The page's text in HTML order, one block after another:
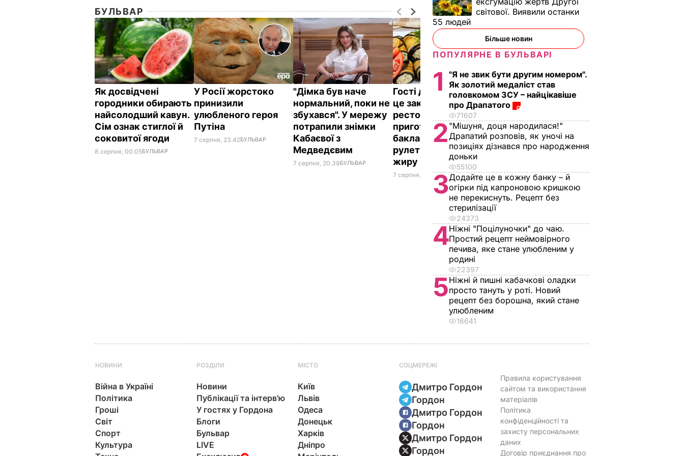
БУЛЬВАР
Як досвідчені
городники обирають
найсолодший кавун.
Сім ознак стиглої й
соковитої ягоди
8 серпня, 00.05БУЛЬВАР
У Росії жорстоко
принизили
улюбленого героя
Путіна
7 серпня, 23.42БУЛЬВАР
"Дімка був наче
нормальний, поки не
збухався". У мережу
потрапили знімки
Кабаєвої з
Медведєвим
7 серпня, 20.39БУЛЬВАР
Гості думають, що
це закуска з
ресторану. Як
приготувати ніжні
баклажанні
рулетики без зайвого
жиру
7 серпня, 20.16БУЛЬВАР
"Нічого нав'язувати
не буду". Драпатий
професію обрав його
син
7 серпня, 19.28 БУЛЬВАР
світової. Виявили останки
55 людей
Більше новин
ПОПУЛЯРНЕ В БУЛЬВАРІ
1
"Я не звик бути другим номером".
Як золотий медаліст став
головкомом ЗСУ – найцікавіше
про Драпатого
71607
2 "Мішуня, доця народилася!"
Драпатий розповів, як уночі на
позиціях дізнався про народження
доньки
55100
3Додайте це в кожну банку – й
огірки під капроновою кришкою
не перекиснуть. Рецепт без
стерилізації
24373
4Ніжні "Поцілуночки" до чаю.
Простий рецепт неймовірного
печива, яке стане улюбленим у
родині
22397
5Ніжні й пишні кабачкові оладки
просто тануть у роті. Новий
рецепт без борошна, який стане
улюбленим
16641
НОВИНИ
Війна в Україні
Політика
Гроші
Світ
Спорт
Культура
РОЗДІЛИ
Новини
Публікації та інтерв'ю
У гостях у Гордона
Блоги
Бульвар
LIVE
МІСТО
Київ
Львів
Одеса
Донецьк
Харків
Дніпро
СОЦМЕРЕЖІ
Дмитро Гордон
Гордон
Дмитро Гордон
Гордон
Дмитро Гордон
Гордон
Правила користування
сайтом та використання
матеріалів
Політика
конфіденційності та
захисту персональних
даних
Договір приєднання про